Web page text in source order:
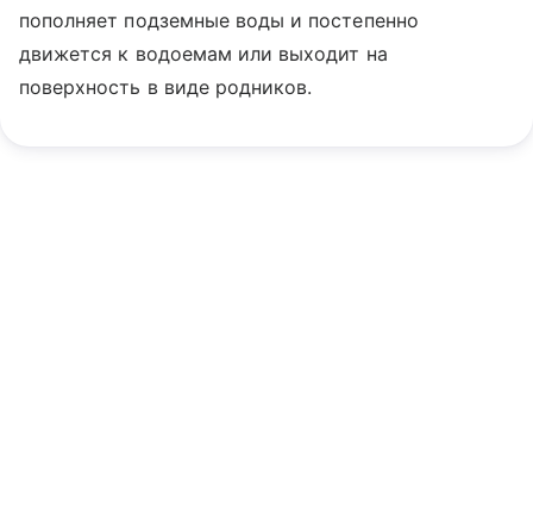
пополняет подземные воды и постепенно
движется к водоемам или выходит на
поверхность в виде родников.